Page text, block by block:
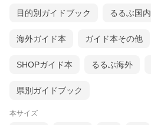
目的別ガイドブック るるぶ国内
海外ガイド本 ガイド本その他
SHOPガイド本 るるぶ海外
県別ガイドブック
本サイズ